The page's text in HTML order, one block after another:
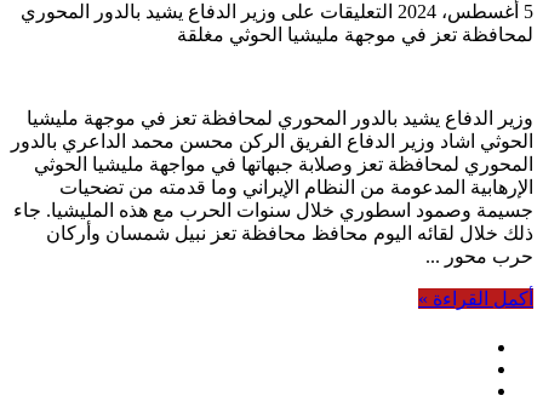
5 أغسطس، 2024 التعليقات على وزير الدفاع يشيد بالدور المحوري
لمحافظة تعز في موجهة مليشيا الحوثي مغلقة
وزير الدفاع يشيد بالدور المحوري لمحافظة تعز في موجهة مليشيا
الحوثي اشاد وزير الدفاع الفريق الركن محسن محمد الداعري بالدور
المحوري لمحافظة تعز وصلابة جبهاتها في مواجهة مليشيا الحوثي
الإرهابية المدعومة من النظام الإيراني وما قدمته من تضحيات
جسيمة وصمود اسطوري خلال سنوات الحرب مع هذه المليشيا. جاء
ذلك خلال لقائه اليوم محافظ محافظة تعز نبيل شمسان وأركان
حرب محور ...
أكمل القراءة »